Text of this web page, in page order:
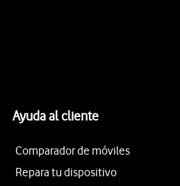
Ayuda al cliente
Comparador de móviles
Repara tu dispositivo